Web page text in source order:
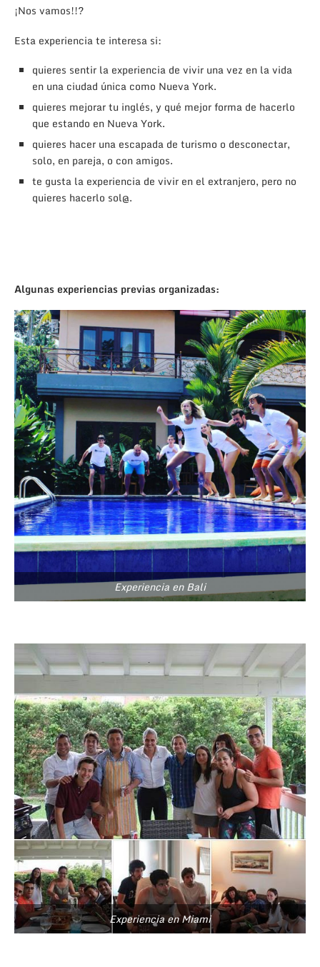
¡Nos vamos!!?
Esta experiencia te interesa si:
quieres sentir la experiencia de vivir una vez en la vida
en una ciudad única como Nueva York.
quieres mejorar tu inglés, y qué mejor forma de hacerlo
que estando en Nueva York.
quieres hacer una escapada de turismo o desconectar,
solo, en pareja, o con amigos.
te gusta la experiencia de vivir en el extranjero, pero no
quieres hacerlo sol@.
Algunas experiencias previas organizadas:
Experiencia en Bali
Experiencia en Miami